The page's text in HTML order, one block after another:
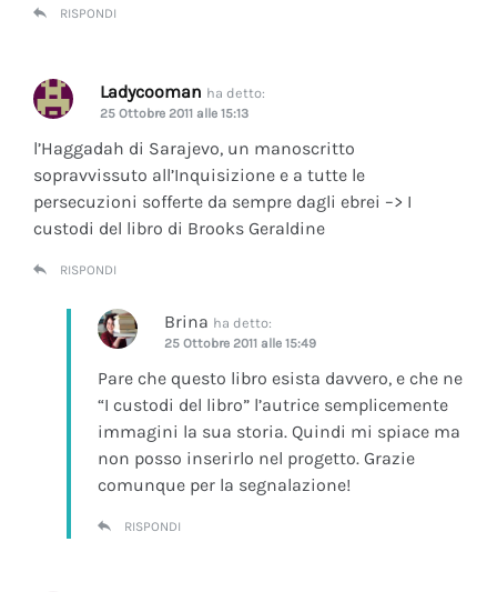
RISPONDI
Ladycooman ha detto:
25 Ottobre 2011 alle 15:13
l’Haggadah di Sarajevo, un manoscritto
sopravvissuto all’Inquisizione e a tutte le
persecuzioni sofferte da sempre dagli ebrei –> I
custodi del libro di Brooks Geraldine
RISPONDI
Brina ha detto:
25 Ottobre 2011 alle 15:49
Pare che questo libro esista davvero, e che ne
“I custodi del libro” l’autrice semplicemente
immagini la sua storia. Quindi mi spiace ma
non posso inserirlo nel progetto. Grazie
comunque per la segnalazione!
RISPONDI